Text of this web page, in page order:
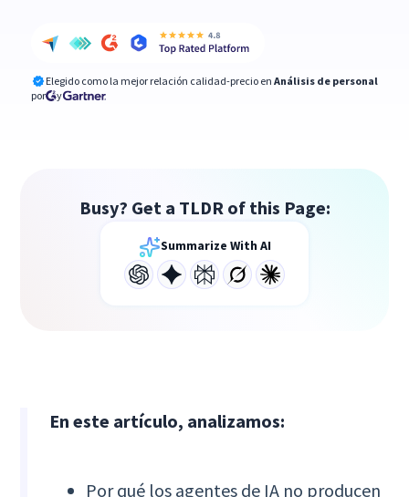
Elegido como la mejor relación calidad-precio en Análisis de personal
por
y
Busy? Get a TLDR of this Page:
Summarize With AI
En este artículo, analizamos:
Por qué los agentes de IA no producen